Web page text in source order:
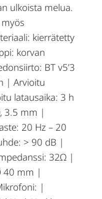
ulkoista melua.
kierrätetty
korvan
BT v5’3
| Arvioitu
latausaika: 3 h
3.5 mm |
20 Hz – 20
> 90 dB |
32Ω |
40 mm |
|